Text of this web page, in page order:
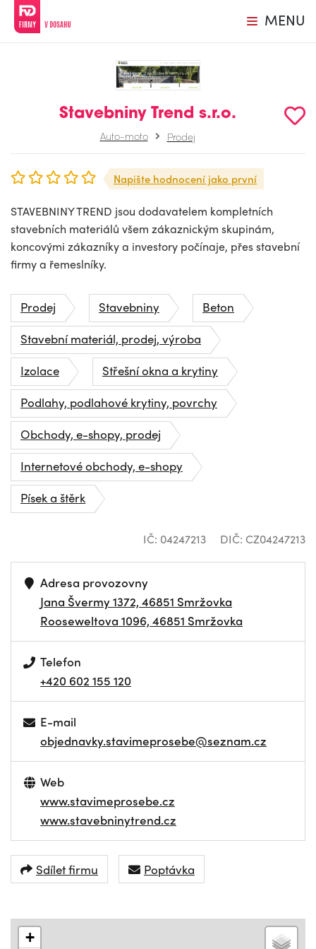
MENU
Stavebniny Trend s.r.o.
Auto-moto Prodej
Napište hodnocení jako první
STAVEBNINY TREND jsou dodavatelem kompletních
stavebních materiálů všem zákaznickým skupinám,
koncovými zákazníky a investory počínaje, přes stavební
firmy a řemeslníky.
Prodej Stavebniny
Beton
Stavební materiál, prodej, výroba
Izolace
Střešní okna a krytiny
Podlahy, podlahové krytiny, povrchy
Obchody, e-shopy, prodej
Internetové obchody, e-shopy
Písek a štěrk
IČ: 04247213 DIČ: CZ04247213
Adresa provozovny
Jana Švermy 1372, 46851 Smržovka
Rooseweltova 1096, 46851 Smržovka
Telefon
+420 602 155 120
E-mail
objednavky.stavimeprosebe@seznam.cz
Web
www.stavimeprosebe.cz
www.stavebninytrend.cz
Sdílet firmu Poptávka
+